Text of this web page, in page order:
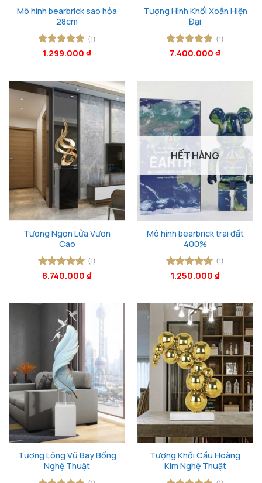
Mô hình bearbrick sao hỏa
28cm
Được xếp
(1)
1.299.000 ₫
Tượng Hình Khối Xoắn Hiện
Đại
Được xếp
(1)
7.400.000 ₫
Tượng Ngọn Lửa Vươn
Cao
Được xếp
(1)
8.740.000 ₫
HẾT HÀNG
Mô hình bearbrick trái đất
400%
Được xếp
(1)
1.250.000 ₫
Tượng Lông Vũ Bay Bổng
Nghệ Thuật
Tượng Khối Cầu Hoàng
Kim Nghệ Thuật